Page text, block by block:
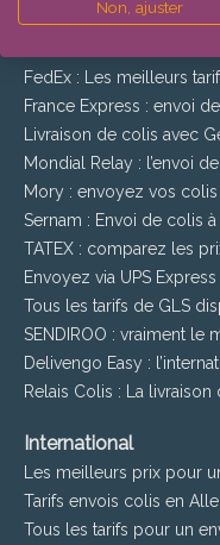
DB SCHENKER:
FedEx : Les meilleurs
France Express : envoi
Livraison de colis avec
Mondial Relay : l’envoi
Mory : envoyez vos
Sernam : Envoi de colis
TATEX : comparez les
Envoyez via UPS
Tous les tarifs de GLS
SENDIROO : vraiment le
Delivengo Easy :
Relais Colis : La
International
Les meilleurs prix pour
Tarifs envois colis en
Tous les tarifs pour un
Non, ajuster